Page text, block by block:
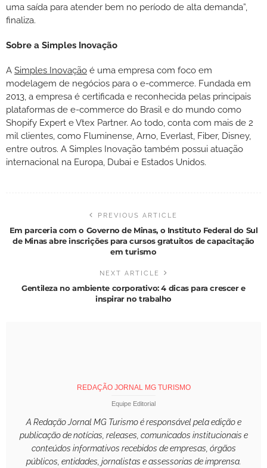
uma saída para atender bem no período de alta demanda”,
finaliza.
Sobre a Simples Inovação
A Simples Inovação é uma empresa com foco em
modelagem de negócios para o e-commerce. Fundada em
2013, a empresa é certificada e reconhecida pelas principais
plataformas de e-commerce do Brasil e do mundo como
Shopify Expert e Vtex Partner. Ao todo, conta com mais de 2
mil clientes, como Fluminense, Arno, Everlast, Fiber, Disney,
entre outros. A Simples Inovação também possui atuação
internacional na Europa, Dubai e Estados Unidos.
PREVIOUS ARTICLE
Em parceria com o Governo de Minas, o Instituto Federal do Sul
de Minas abre inscrições para cursos gratuitos de capacitação
em turismo
NEXT ARTICLE
Gentileza no ambiente corporativo: 4 dicas para crescer e
inspirar no trabalho
REDAÇÃO JORNAL MG TURISMO
Equipe Editorial
A Redação Jornal MG Turismo é responsável pela edição e
publicação de notícias, releases, comunicados institucionais e
conteúdos informativos recebidos de empresas, órgãos
públicos, entidades, jornalistas e assessorias de imprensa.